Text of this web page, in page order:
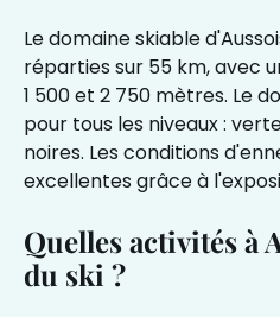
Le domaine skiable
réparties sur 55 km, avec
1 500 et 2 750 mètres. Le
pour tous les niveaux :
noires. Les conditions
excellentes grâce à
Quelles activités à
du ski ?